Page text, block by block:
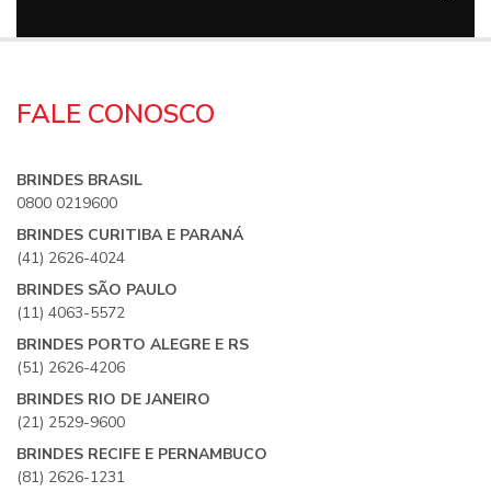
FALE CONOSCO
BRINDES BRASIL
0800 0219600
BRINDES CURITIBA E PARANÁ
(41) 2626-4024
BRINDES SÃO PAULO
(11) 4063-5572
BRINDES PORTO ALEGRE E RS
(51) 2626-4206
BRINDES RIO DE JANEIRO
(21) 2529-9600
BRINDES RECIFE E PERNAMBUCO
(81) 2626-1231